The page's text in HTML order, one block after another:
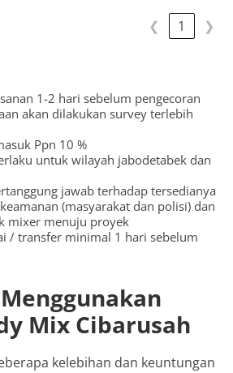
❮ 1 ❯
1-2 hari sebelum pengecoran
akan dilakukan survey terlebih
Ppn 10 %
untuk wilayah jabodetabek dan
jawab terhadap tersedianya
(masyarakat dan polisi) dan
mixer menuju proyek
/ transfer minimal 1 hari sebelum
Mix Cibarusah
kelebihan dan keuntungan